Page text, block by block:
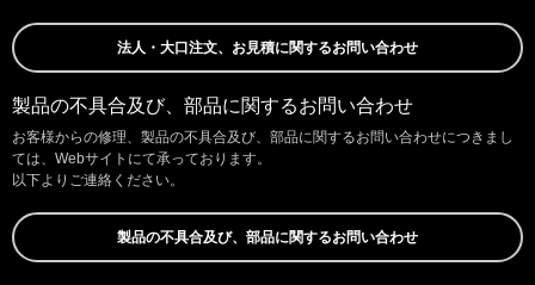
法人・大口注文、お見積に関するお問い合わせ
製品の不具合及び、部品に関するお問い合わせ
お客様からの修理、製品の不具合及び、部品に関するお問い合わせにつきまし
ては、Webサイトにて承っております。
以下よりご連絡ください。
製品の不具合及び、部品に関するお問い合わせ